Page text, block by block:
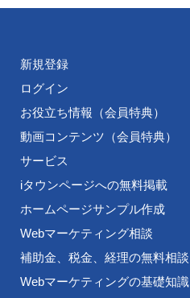
新規登録
ログイン
お役立ち情報（会員特典）
動画コンテンツ（会員特典）
サービス
iタウンページへの無料掲載
ホームページサンプル作成
Webマーケティング相談
補助金、税金、経理の無料相談
Webマーケティングの基礎知識